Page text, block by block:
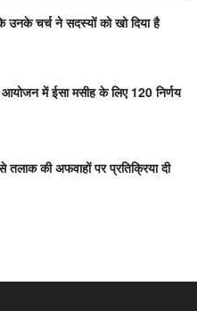
उनके चर्च ने सदस्यों को खो दिया है
आयोजन में ईसा मसीह के लिए 120 निर्णय
तलाक की अफवाहों पर प्रतिक्रिया दी